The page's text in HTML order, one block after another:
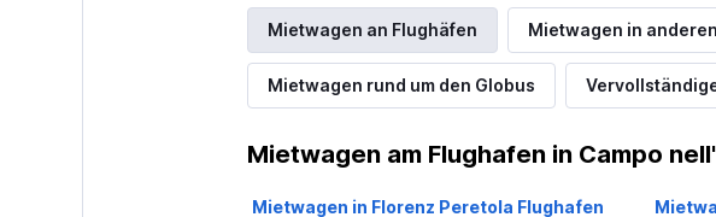
Mietwagen an Flughäfen Mietwagen in
Mietwagen rund um den Globus
Mietwagen am Flughafen in Campo
Mietwagen in Florenz Peretola Flughafen